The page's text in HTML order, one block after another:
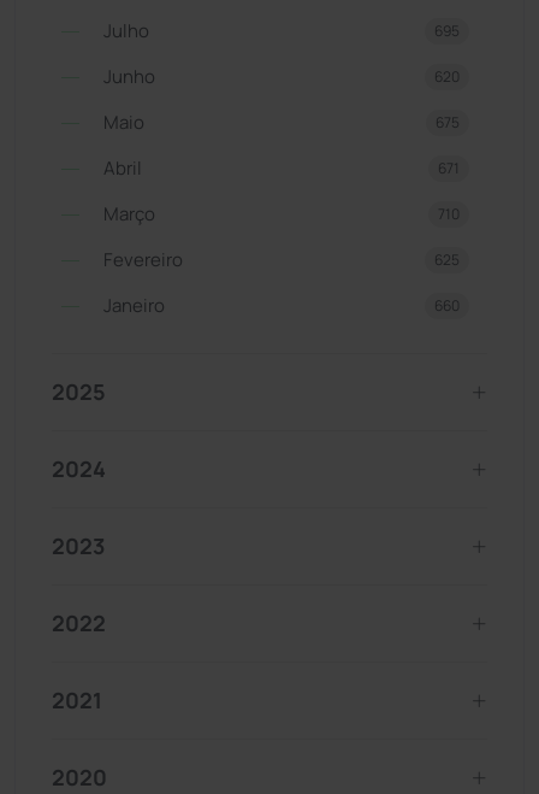
Julho 695
Junho 620
Maio 675
Abril 671
Março 710
Fevereiro 625
Janeiro 660
2025
2024
2023
2022
2021
2020